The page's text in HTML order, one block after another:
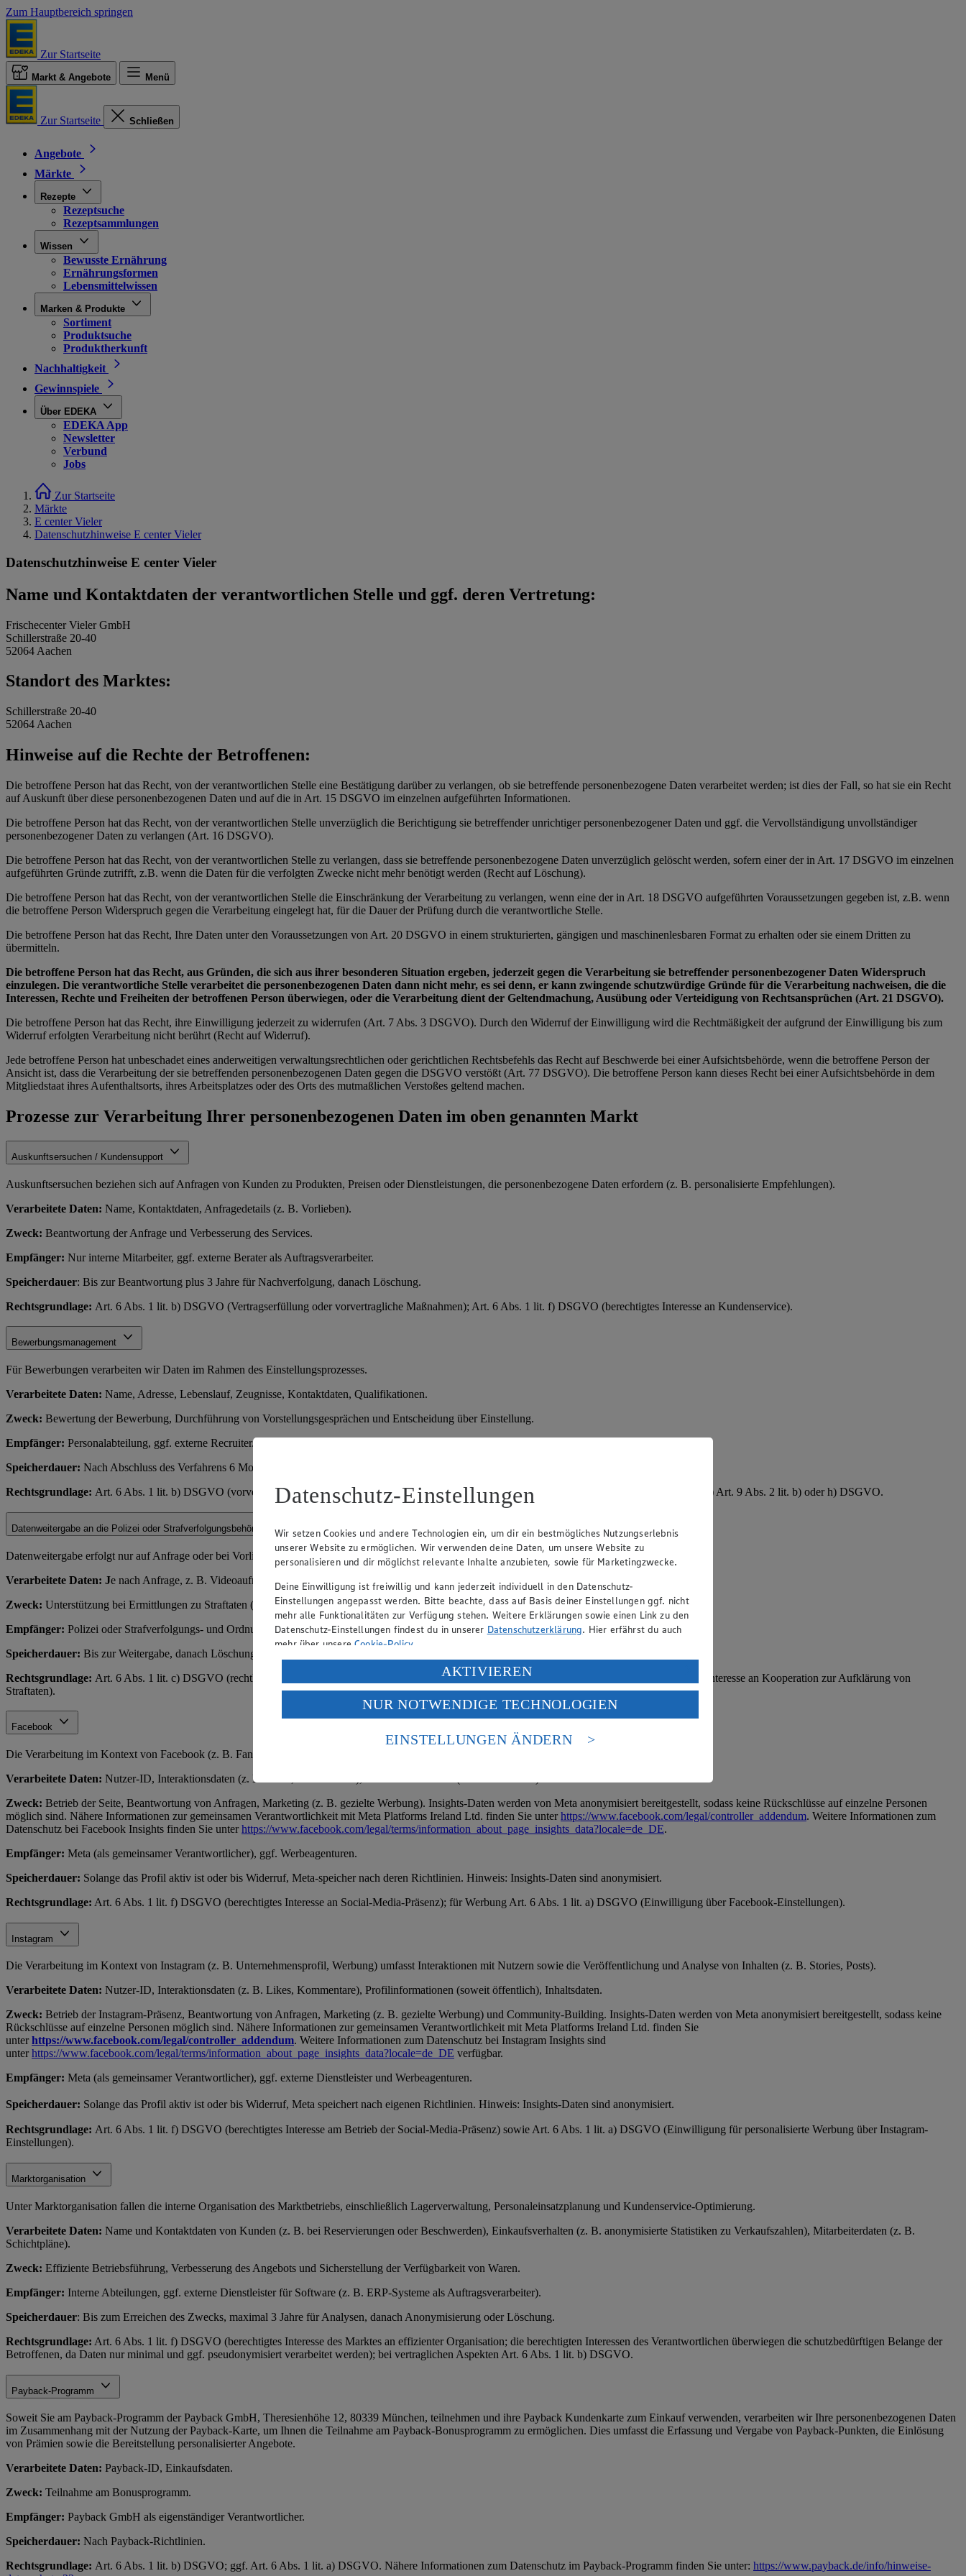
Zum Hauptbereich springen
Zur Startseite
Markt & Angebote Menü
Zur Startseite Schließen
Angebote
Märkte
Rezepte
Rezeptsuche
Rezeptsammlungen
Wissen
Bewusste Ernährung
Ernährungsformen
Lebensmittelwissen
Marken & Produkte
Sortiment
Produktsuche
Produktherkunft
Nachhaltigkeit
Gewinnspiele
Über EDEKA
EDEKA App
Newsletter
Verbund
Jobs
Zur Startseite
Märkte
E center Vieler
Datenschutzhinweise E center Vieler
Datenschutzhinweise E center Vieler
Name und Kontaktdaten der verantwortlichen Stelle und ggf. deren Vertretung:
Frischecenter Vieler GmbH
Schillerstraße 20-40
52064 Aachen
Standort des Marktes:
Schillerstraße 20-40
52064 Aachen
Hinweise auf die Rechte der Betroffenen:
Die betroffene Person hat das Recht, von der verantwortlichen Stelle eine Bestätigung darüber zu verlangen, ob sie betreffende personenbezogene Daten verarbeitet werden; ist dies der Fall, so hat sie ein Recht
auf Auskunft über diese personenbezogenen Daten und auf die in Art. 15 DSGVO im einzelnen aufgeführten Informationen.
Die betroffene Person hat das Recht, von der verantwortlichen Stelle unverzüglich die Berichtigung sie betreffender unrichtiger personenbezogener Daten und ggf. die Vervollständigung unvollständiger
personenbezogener Daten zu verlangen (Art. 16 DSGVO).
Die betroffene Person hat das Recht, von der verantwortlichen Stelle zu verlangen, dass sie betreffende personenbezogene Daten unverzüglich gelöscht werden, sofern einer der in Art. 17 DSGVO im einzelnen
aufgeführten Gründe zutrifft, z.B. wenn die Daten für die verfolgten Zwecke nicht mehr benötigt werden (Recht auf Löschung).
Die betroffene Person hat das Recht, von der verantwortlichen Stelle die Einschränkung der Verarbeitung zu verlangen, wenn eine der in Art. 18 DSGVO aufgeführten Voraussetzungen gegeben ist, z.B. wenn
die betroffene Person Widerspruch gegen die Verarbeitung eingelegt hat, für die Dauer der Prüfung durch die verantwortliche Stelle.
Die betroffene Person hat das Recht, Ihre Daten unter den Voraussetzungen von Art. 20 DSGVO in einem strukturierten, gängigen und maschinenlesbaren Format zu erhalten oder sie einem Dritten zu
übermitteln.
Die betroffene Person hat das Recht, aus Gründen, die sich aus ihrer besonderen Situation ergeben, jederzeit gegen die Verarbeitung sie betreffender personenbezogener Daten Widerspruch
einzulegen. Die verantwortliche Stelle verarbeitet die personenbezogenen Daten dann nicht mehr, es sei denn, er kann zwingende schutzwürdige Gründe für die Verarbeitung nachweisen, die die
Interessen, Rechte und Freiheiten der betroffenen Person überwiegen, oder die Verarbeitung dient der Geltendmachung, Ausübung oder Verteidigung von Rechtsansprüchen (Art. 21 DSGVO).
Die betroffene Person hat das Recht, ihre Einwilligung jederzeit zu widerrufen (Art. 7 Abs. 3 DSGVO). Durch den Widerruf der Einwilligung wird die Rechtmäßigkeit der aufgrund der Einwilligung bis zum
Widerruf erfolgten Verarbeitung nicht berührt (Recht auf Widerruf).
Jede betroffene Person hat unbeschadet eines anderweitigen verwaltungsrechtlichen oder gerichtlichen Rechtsbefehls das Recht auf Beschwerde bei einer Aufsichtsbehörde, wenn die betroffene Person der
Ansicht ist, dass die Verarbeitung der sie betreffenden personenbezogenen Daten gegen die DSGVO verstößt (Art. 77 DSGVO). Die betroffene Person kann dieses Recht bei einer Aufsichtsbehörde in dem
Mitgliedstaat ihres Aufenthaltsorts, ihres Arbeitsplatzes oder des Orts des mutmaßlichen Verstoßes geltend machen.
Prozesse zur Verarbeitung Ihrer personenbezogenen Daten im oben genannten Markt
Auskunftsersuchen / Kundensupport
Auskunftsersuchen beziehen sich auf Anfragen von Kunden zu Produkten, Preisen oder Dienstleistungen, die personenbezogene Daten erfordern (z. B. personalisierte Empfehlungen).
Verarbeitete Daten: Name, Kontaktdaten, Anfragedetails (z. B. Vorlieben).
Zweck: Beantwortung der Anfrage und Verbesserung des Services.
Empfänger: Nur interne Mitarbeiter, ggf. externe Berater als Auftragsverarbeiter.
Speicherdauer: Bis zur Beantwortung plus 3 Jahre für Nachverfolgung, danach Löschung.
Rechtsgrundlage: Art. 6 Abs. 1 lit. b) DSGVO (Vertragserfüllung oder vorvertragliche Maßnahmen); Art. 6 Abs. 1 lit. f) DSGVO (berechtigtes Interesse an Kundenservice).
Bewerbungsmanagement
Für Bewerbungen verarbeiten wir Daten im Rahmen des Einstellungsprozesses.
Verarbeitete Daten: Name, Adresse, Lebenslauf, Zeugnisse, Kontaktdaten, Qualifikationen.
Zweck: Bewertung der Bewerbung, Durchführung von Vorstellungsgesprächen und Entscheidung über Einstellung.
Empfänger: Personalabteilung, ggf. externe Recruiter.
Speicherdauer: Nach Abschluss des Verfahrens 6 Monate (für Rechtsverteidigung), danach Löschung; bei Einstellung Übernahme in die Personalakte.
Rechtsgrundlage: Art. 6 Abs. 1 lit. b) DSGVO (vorvertragliche Maßnahmen); § 26 BDSG (Bewerbungsverfahren); bei sensiblen Daten (z. B. Gesundheit) Art. 9 Abs. 2 lit. b) oder h) DSGVO.
Datenweitergabe an die Polizei oder Strafverfolgungsbehörden
Datenweitergabe erfolgt nur auf Anfrage oder bei Vorliegen eines rechtlichen Grunds.
Verarbeitete Daten: Je nach Anfrage, z. B. Videoaufnahmen, Zahlungsdaten oder Kundendaten.
Zweck: Unterstützung bei Ermittlungen zu Straftaten (z. B. Diebstahl).
Empfänger: Polizei oder Strafverfolgungs- und Ordnungsbehörden.
Speicherdauer: Bis zur Weitergabe, danach Löschung bei uns (Behörden speichern separat).
Rechtsgrundlage: Art. 6 Abs. 1 lit. c) DSGVO (rechtliche Verpflichtung, z. B. aus StPO oder Polizeigesetzen); Art. 6 Abs. 1 lit. f) DSGVO (berechtigtes Interesse an Kooperation zur Aufklärung von
Straftaten).
Facebook
Die Verarbeitung im Kontext von Facebook (z. B. Fanpage, Werbung) umfasst Interaktionen mit Nutzern.
Verarbeitete Daten: Nutzer-ID, Interaktionsdaten (z. B. Likes, Kommentare), Profilinformationen (soweit öffentlich).
Zweck: Betrieb der Seite, Beantwortung von Anfragen, Marketing (z. B. gezielte Werbung). Insights-Daten werden von Meta anonymisiert bereitgestellt, sodass keine Rückschlüsse auf einzelne Personen
möglich sind. Nähere Informationen zur gemeinsamen Verantwortlichkeit mit Meta Platforms Ireland Ltd. finden Sie unterhttps://www.facebook.com/legal/controller_addendum. Weitere Informationen zum
Datenschutz bei Facebook Insights finden Sie unterhttps://www.facebook.com/legal/terms/information_about_page_insights_data?locale=de_DE.
Empfänger: Meta (als gemeinsamer Verantwortlicher), ggf. Werbeagenturen.
Speicherdauer: Solange das Profil aktiv ist oder bis Widerruf, Meta-speicher nach deren Richtlinien. Hinweis: Insights-Daten sind anonymisiert.
Rechtsgrundlage: Art. 6 Abs. 1 lit. f) DSGVO (berechtigtes Interesse an Social-Media-Präsenz); für Werbung Art. 6 Abs. 1 lit. a) DSGVO (Einwilligung über Facebook-Einstellungen).
Instagram
Die Verarbeitung im Kontext von Instagram (z. B. Unternehmensprofil, Werbung) umfasst Interaktionen mit Nutzern sowie die Veröffentlichung und Analyse von Inhalten (z. B. Stories, Posts).
Verarbeitete Daten: Nutzer-ID, Interaktionsdaten (z. B. Likes, Kommentare), Profilinformationen (soweit öffentlich), Inhaltsdaten.
Zweck: Betrieb der Instagram-Präsenz, Beantwortung von Anfragen, Marketing (z. B. gezielte Werbung) und Community-Building. Insights-Daten werden von Meta anonymisiert bereitgestellt, sodass keine
Rückschlüsse auf einzelne Personen möglich sind. Nähere Informationen zur gemeinsamen Verantwortlichkeit mit Meta Platforms Ireland Ltd. finden Sie
unterhttps://www.facebook.com/legal/controller_addendum. Weitere Informationen zum Datenschutz bei Instagram Insights sind
unterhttps://www.facebook.com/legal/terms/information_about_page_insights_data?locale=de_DE verfügbar.
Empfänger: Meta (als gemeinsamer Verantwortlicher), ggf. externe Dienstleister und Werbeagenturen.
Speicherdauer: Solange das Profil aktiv ist oder bis Widerruf, Meta speichert nach eigenen Richtlinien. Hinweis: Insights-Daten sind anonymisiert.
Rechtsgrundlage: Art. 6 Abs. 1 lit. f) DSGVO (berechtigtes Interesse am Betrieb der Social-Media-Präsenz) sowie Art. 6 Abs. 1 lit. a) DSGVO (Einwilligung für personalisierte Werbung über Instagram-
Einstellungen).
Marktorganisation
Unter Marktorganisation fallen die interne Organisation des Marktbetriebs, einschließlich Lagerverwaltung, Personaleinsatzplanung und Kundenservice-Optimierung.
Verarbeitete Daten: Name und Kontaktdaten von Kunden (z. B. bei Reservierungen oder Beschwerden), Einkaufsverhalten (z. B. anonymisierte Statistiken zu Verkaufszahlen), Mitarbeiterdaten (z. B.
Schichtpläne).
Zweck: Effiziente Betriebsführung, Verbesserung des Angebots und Sicherstellung der Verfügbarkeit von Waren.
Empfänger: Interne Abteilungen, ggf. externe Dienstleister für Software (z. B. ERP-Systeme als Auftragsverarbeiter).
Speicherdauer: Bis zum Erreichen des Zwecks, maximal 3 Jahre für Analysen, danach Anonymisierung oder Löschung.
Rechtsgrundlage: Art. 6 Abs. 1 lit. f) DSGVO (berechtigtes Interesse des Marktes an effizienter Organisation; die berechtigten Interessen des Verantwortlichen überwiegen die schutzbedürftigen Belange der
Betroffenen, da Daten nur minimal und ggf. pseudonymisiert verarbeitet werden); bei vertraglichen Aspekten Art. 6 Abs. 1 lit. b) DSGVO.
Payback-Programm
Soweit Sie am Payback-Programm der Payback GmbH, Theresienhöhe 12, 80339 München, teilnehmen und ihre Payback Kundenkarte zum Einkauf verwenden, verarbeiten wir Ihre personenbezogenen Daten
im Zusammenhang mit der Nutzung der Payback-Karte, um Ihnen die Teilnahme am Payback-Bonusprogramm zu ermöglichen. Dies umfasst die Erfassung und Vergabe von Payback-Punkten, die Einlösung
von Prämien sowie die Bereitstellung personalisierter Angebote.
Verarbeitete Daten: Payback-ID, Einkaufsdaten.
Zweck: Teilnahme am Bonusprogramm.
Empfänger: Payback GmbH als eigenständiger Verantwortlicher.
Speicherdauer: Nach Payback-Richtlinien.
Rechtsgrundlage: Art. 6 Abs. 1 lit. b) DSGVO; ggf. Art. 6 Abs. 1 lit. a) DSGVO. Nähere Informationen zum Datenschutz im Payback-Programm finden Sie unter: https://www.payback.de/info/hinweise-
Datenschutz-Einstellungen
Wir setzen Cookies und andere Technologien ein, um dir ein bestmögliches Nutzungserlebnis
unserer Website zu ermöglichen. Wir verwenden deine Daten, um unsere Website zu
personalisieren und dir möglichst relevante Inhalte anzubieten, sowie für Marketingzwecke.
Deine Einwilligung ist freiwillig und kann jederzeit individuell in den Datenschutz-
Einstellungen angepasst werden. Bitte beachte, dass auf Basis deiner Einstellungen ggf. nicht
mehr alle Funktionalitäten zur Verfügung stehen. Weitere Erklärungen sowie einen Link zu den
Datenschutz-Einstellungen findest du in unserer Datenschutzerklärung. Hier erfährst du auch
mehr über unsereCookie-Policy.
Verarbeitung deiner personenbezogenen Daten in den USA durch Facebook und YouTube:
Wenn du auf „Aktivieren“ klickst, willigst du im Sinne des Art. 49 Abs. 1 Satz 1 lit. a) DSGVO
ein, dass deine Daten in den USA verarbeitet werden. Der EuGH sieht die USA als Land mit
einem nach europäischen Standards nicht angemessenen Datenschutzniveau an. Es besteht das
Risiko eines Zugriffs durch US-amerikanische Behörden.
AKTIVIEREN
NUR NOTWENDIGE TECHNOLOGIEN
EINSTELLUNGEN ÄNDERN